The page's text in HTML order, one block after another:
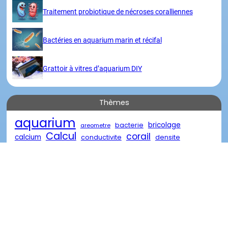
Traitement probiotique de nécroses coralliennes
Bactéries en aquarium marin et récifal
Grattoir à vitres d’aquarium DIY
Thèmes
aquarium areometre bacterie bricolage
calcium Calcul conductivite corail densite